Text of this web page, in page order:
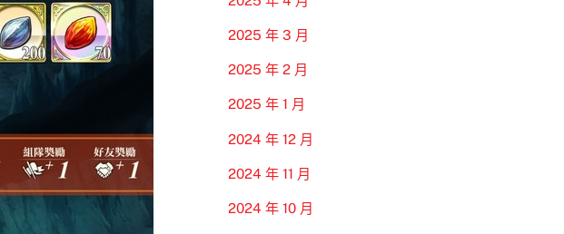
2025 年 3 月
2025 年 2 月
2025 年 1 月
2024 年 12 月
2024 年 11 月
2024 年 10 月